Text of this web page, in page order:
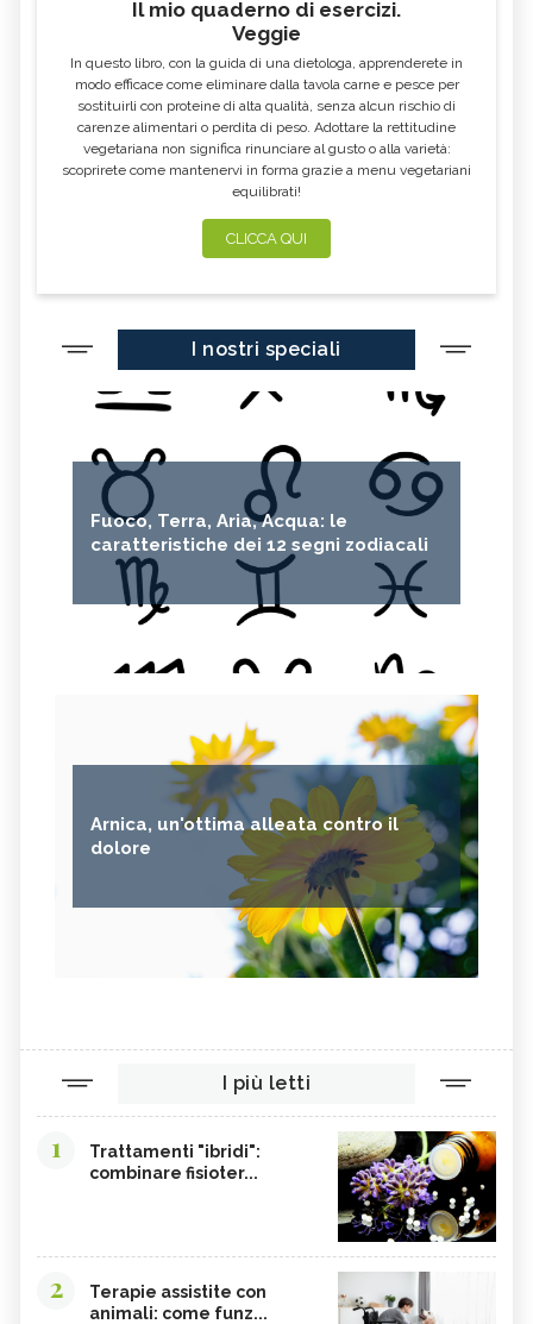
Il mio quaderno di esercizi.
Veggie
In questo libro, con la guida di una dietologa, apprenderete in
modo efficace come eliminare dalla tavola carne e pesce per
sostituirli con proteine di alta qualità, senza alcun rischio di
carenze alimentari o perdita di peso. Adottare la rettitudine
vegetariana non significa rinunciare al gusto o alla varietà:
scoprirete come mantenervi in forma grazie a menu vegetariani
equilibrati!
CLICCA QUI
I nostri speciali
Fuoco, Terra, Aria, Acqua: le
caratteristiche dei 12 segni zodiacali
Arnica, un'ottima alleata contro il
dolore
I più letti
1
Trattamenti "ibridi":
combinare fisioter...
2
Terapie assistite con
animali: come funz...